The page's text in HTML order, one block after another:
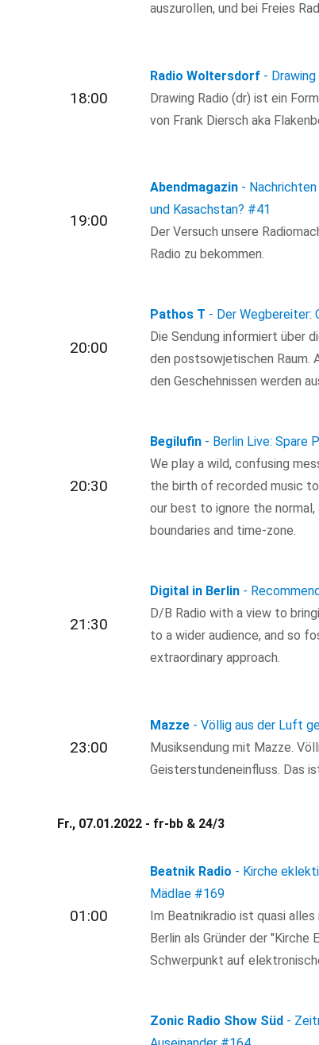
auszurollen, und bei Freies
18:00
Radio Woltersdorf - Drawing
Drawing Radio (dr) ist ein
von Frank Diersch aka
19:00
Abendmagazin -
und Kasachstan? #41
Der Versuch unsere
Radio zu bekommen.
20:00
Pathos T - Der Wegbereiter:
Die Sendung informiert über
den postsowjetischen Raum.
den Geschehnissen werden
20:30
Begilufin - Berlin Live: Spare
We play a wild, confusing
the birth of recorded music
our best to ignore the
boundaries and time-zone.
21:30
Digital in Berlin -
D/B Radio with a view to
to a wider audience, and so
extraordinary approach.
23:00
Mazze - Völlig aus der Luft
Musiksendung mit Mazze.
Geisterstundeneinfluss. Das
Fr., 07.01.2022 - fr-bb & 24/3
01:00
Beatnik Radio - Kirche
Mädlae #169
Im Beatnikradio ist quasi
Berlin als Gründer der
Schwerpunkt auf
Zonic Radio Show Süd -